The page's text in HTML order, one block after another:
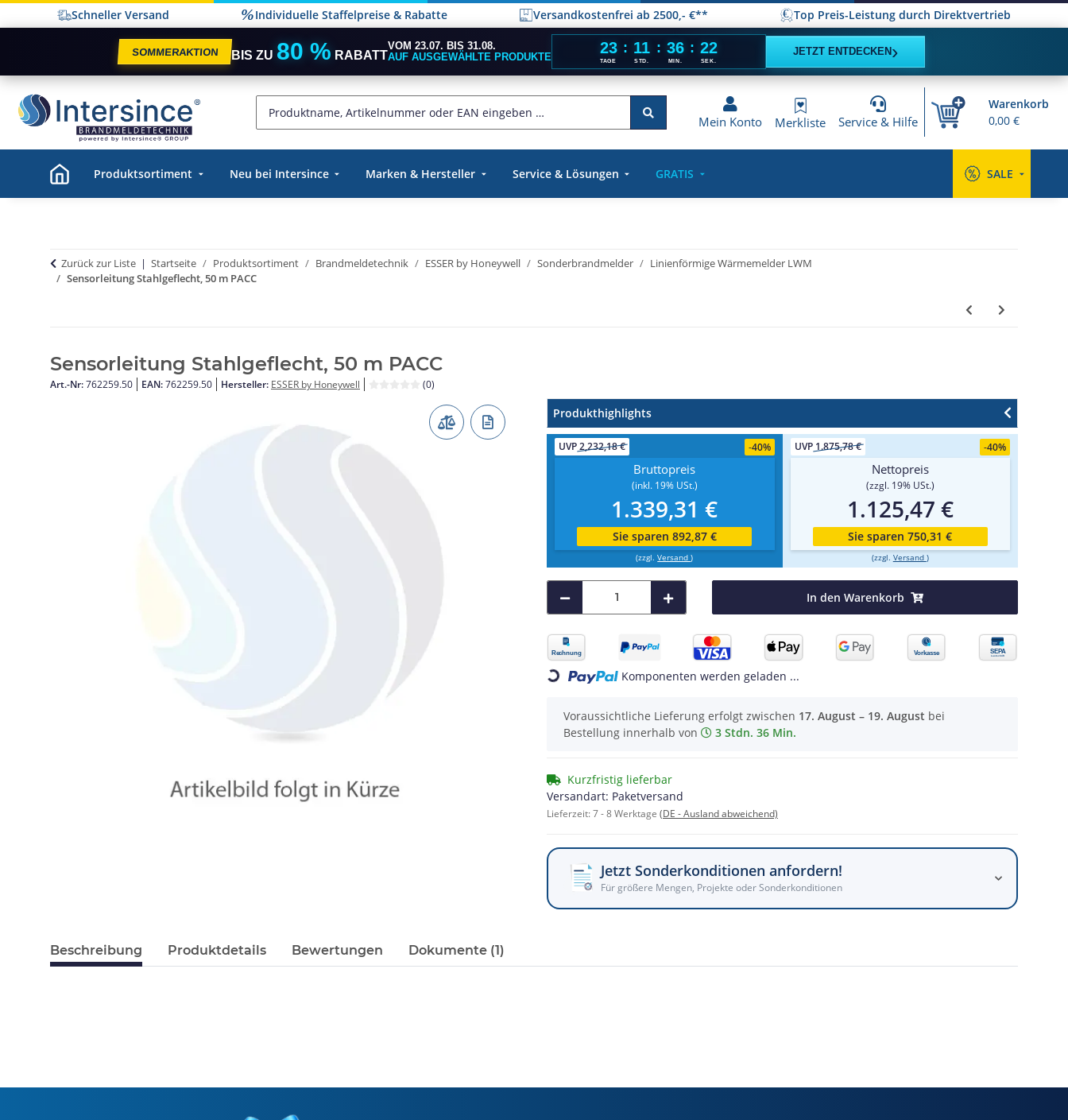
Schneller Versand Individuelle Staffelpreise & Rabatte Versandkostenfrei ab 2500,- €** Top Preis-Leistung durch Direktvertrieb
SOMMERAKTION BIS ZU 80 % RABATT
VOM 23.07. BIS 31.08.
AUF AUSGEWÄHLTE PRODUKTE
23
TAGE
: 11
STD.
: 36
MIN.
: 21
SEK.
JETZT ENTDECKEN›
Mein Konto Merkliste Service & Hilfe
Warenkorb
0,00 €
Produktsortiment Neu bei Intersince Marken & Hersteller Service & Lösungen GRATIS SALE
Zurück zur Liste Startseite Produktsortiment Brandmeldetechnik ESSER by Honeywell Sonderbrandmelder
Linienförmige Wärmemelder LWM
Sensorleitung Stahlgeflecht, 50 m PACC
Sensorleitung Stahlgeflecht, 50 m PACC
Art.-Nr: 762259.50 EAN: 762259.50 Hersteller: ESSER by Honeywell (0)
Produkthighlights
UVP2,232,18 € -40%
Bruttopreis
(inkl. 19% USt.)
1.339,31 €
Sie sparen 892,87 €
(zzgl.Versand)
UVP 1.875,78 € -40%
Nettopreis
(zzgl. 19% USt.)
1.125,47 €
Sie sparen 750,31 €
(zzgl. Versand )
In den Warenkorb
Loading... Komponenten werden geladen ...
Voraussichtliche Lieferung erfolgt zwischen 17. August – 19. August bei
Bestellung innerhalb von
3 Stdn. 36 Min.
Kurzfristig lieferbar
Versandart: Paketversand
Lieferzeit:7 - 8 Werktage (DE - Ausland abweichend)
Jetzt Sonderkonditionen anfordern!
Für größere Mengen, Projekte oder Sonderkonditionen
Beschreibung Produktdetails Bewertungen Dokumente (1)